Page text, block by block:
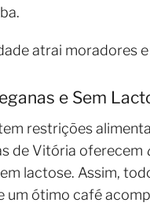
atrai moradores
e Sem
restrições
de Vitória oferecem
lactose. Assim,
um ótimo café